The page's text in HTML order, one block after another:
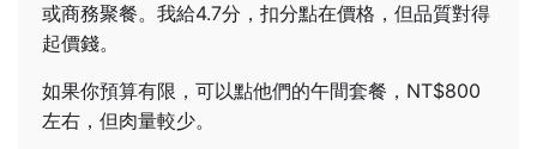
或商務聚餐。我給4.7分，扣分點在價格，但品質對得
起價錢。
如果你預算有限，可以點他們的午間套餐，NT$800
左右，但肉量較少。